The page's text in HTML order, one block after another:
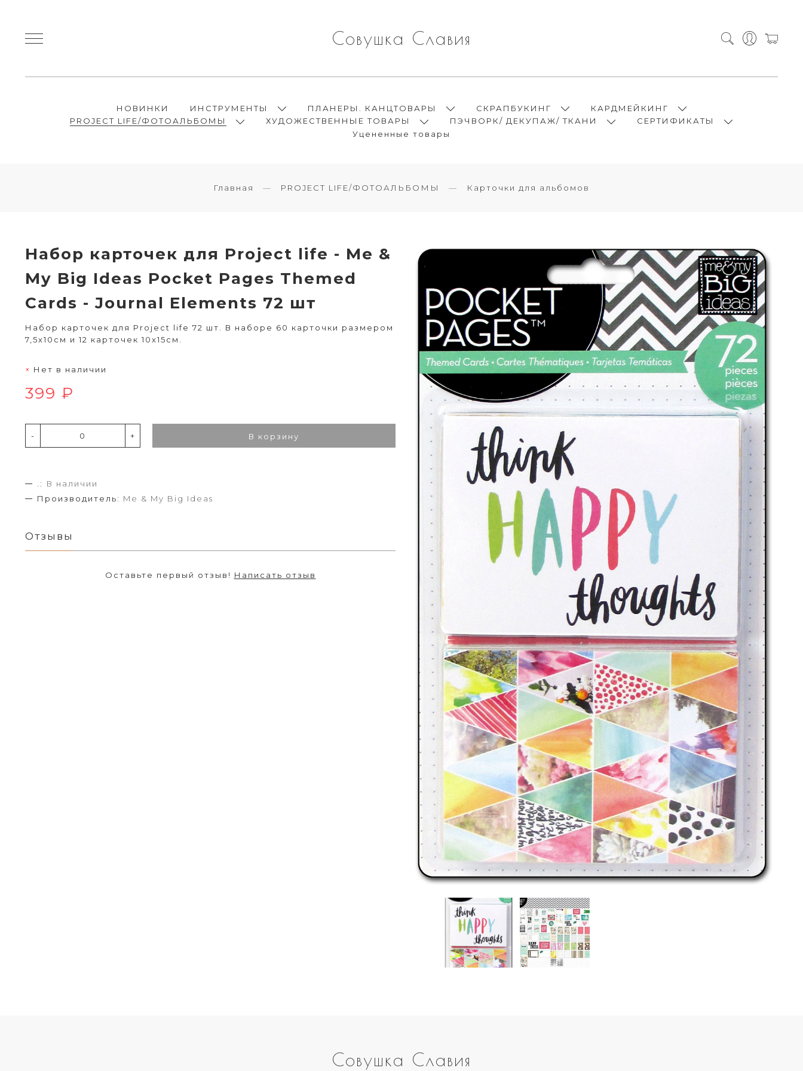
Совушка Славия
НОВИНКИ ИНСТРУМЕНТЫ ПЛАНЕРЫ. КАНЦТОВАРЫ СКРАПБУКИНГ
КАРДМЕЙКИНГ
PROJECT LIFE/ФОТОАЛЬБОМЫ
ХУДОЖЕСТВЕННЫЕ ТОВАРЫ ПЭЧВОРК/ ДЕКУПАЖ/ ТКАНИ
СЕРТИФИКАТЫ
Уцененные товары
Главная PROJECT LIFE/ФОТОАЛЬБОМЫ Карточки для альбомов
Набор карточек для Project life - Me &
My Big Ideas Pocket Pages Themed
Cards - Journal Elements 72 шт
Набор карточек для Project life 72 шт. В наборе 60 карточки размером
7,5х10см и 12 карточек 10х15см.
Нет в наличии
399 ₽
- + В корзину
.:
В наличии
Производитель: Me & My Big Ideas
Отзывы
Оставьте первый отзыв! Написать отзыв
Совушка Славия